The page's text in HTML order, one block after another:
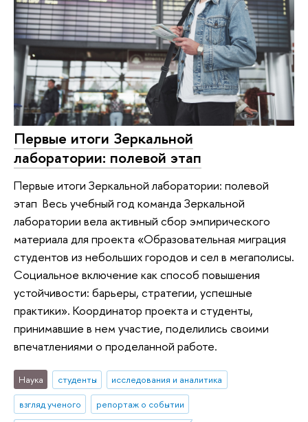
Первые итоги Зеркальной
лаборатории: полевой этап
Первые итоги Зеркальной лаборатории: полевой
этап Весь учебный год команда Зеркальной
лаборатории вела активный сбор эмпирического
материала для проекта «Образовательная миграция
студентов из небольших городов и сел в мегаполисы.
Социальное включение как способ повышения
устойчивости: барьеры, стратегии, успешные
практики». Координатор проекта и студенты,
принимавшие в нем участие, поделились своими
впечатлениями о проделанной работе.
Наука студенты
исследования и аналитика
взгляд ученого
репортаж о событии